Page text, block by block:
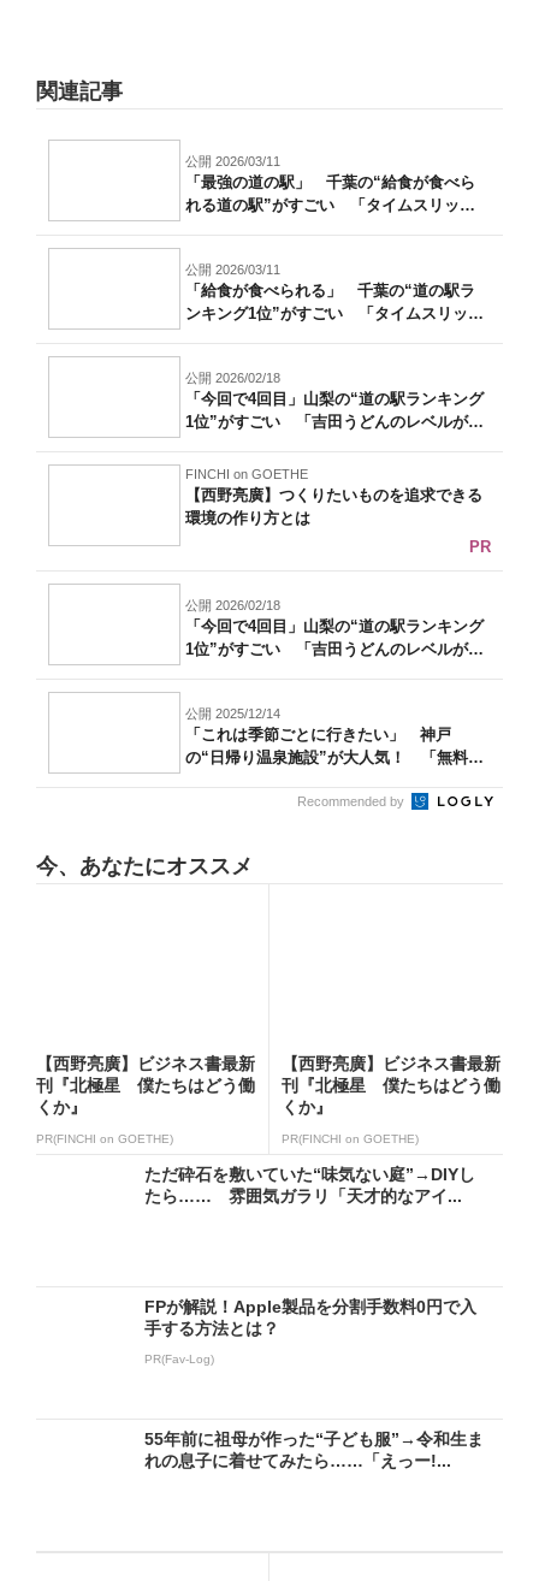
関連記事
公開 2026/03/11
「最強の道の駅」 千葉の“給食が食べら
れる道の駅”がすごい 「タイムスリップ
公開 2026/03/11
「給食が食べられる」 千葉の“道の駅ラ
ンキング1位”がすごい 「タイムスリップ
公開 2026/02/18
「今回で4回目」山梨の“道の駅ランキング
1位”がすごい 「吉田うどんのレベルが
FINCHI on GOETHE
【西野亮廣】つくりたいものを追求できる
環境の作り方とは
PR
公開 2026/02/18
「今回で4回目」山梨の“道の駅ランキング
1位”がすごい 「吉田うどんのレベルが
公開 2025/12/14
「これは季節ごとに行きたい」 神戸
の“日帰り温泉施設”が大人気！ 「無料送
Recommended by
今、あなたにオススメ
【西野亮廣】ビジネス書最新
刊『北極星 僕たちはどう働
くか』
PR(FINCHI on GOETHE)
【西野亮廣】ビジネス書最新
刊『北極星 僕たちはどう働
くか』
PR(FINCHI on GOETHE)
ただ砕石を敷いていた“味気ない庭”→DIYし
たら…… 雰囲気ガラリ「天才的なアイ...
FPが解説！Apple製品を分割手数料0円で入
手する方法とは？
PR(Fav-Log)
55年前に祖母が作った“子ども服”→令和生ま
れの息子に着せてみたら……「えっー!...